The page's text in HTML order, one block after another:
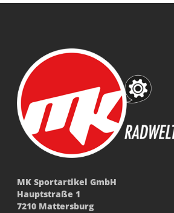
MK Sportartikel GmbH
Hauptstraße 1
7210 Mattersburg